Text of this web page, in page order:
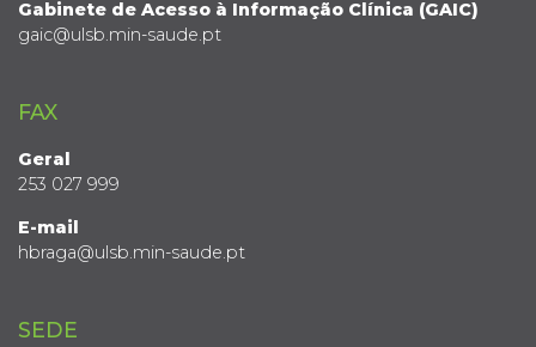
Gabinete de Acesso à Informação Clínica (GAIC)
gaic@ulsb.min-saude.pt
FAX
Geral
253 027 999
E-mail
hbraga@ulsb.min-saude.pt
SEDE